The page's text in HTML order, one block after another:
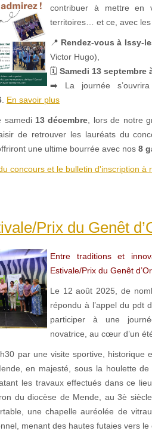
contribuer à mettre en
territoires… et ce, avec
📍 Rendez-vous à Issy-
Victor Hugo),
🗓 Samedi 13 septembre
➡️ La journée
En savoir plus
samedi 13 décembre , lors de notre
de retrouver les lauréats du
une ultime bourrée avec nos 8
concours et le bulletin d'inscription à
Prix du Genêt
Entre traditions et
Estivale/Prix du Genêt
Le 12 août 2025, de
répondu à l’appel du pdt
participer à une
novatrice, au cœur d’un
par une visite sportive, historique
en majesté, sous la houlette
les travaux effectués dans ce
du diocèse de Mende, au 3è
une chapelle auréolée de
menant des hautes futaies vers